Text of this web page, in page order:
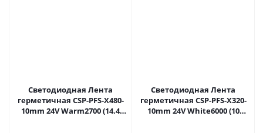
Светодиодная Лента
герметичная CSP-PFS-X480-
10mm 24V Warm2700 (14.4
Светодиодная Лента
герметичная CSP-PFS-X320-
10mm 24V White6000 (10